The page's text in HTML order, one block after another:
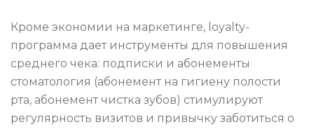
Кроме экономии на маркетинге, loyalty-
программа дает инструменты для повышения
среднего чека: подписки и абонементы
стоматология (абонемент на гигиену полости
рта, абонемент чистка зубов) стимулируют
регулярность визитов и привычку заботиться о